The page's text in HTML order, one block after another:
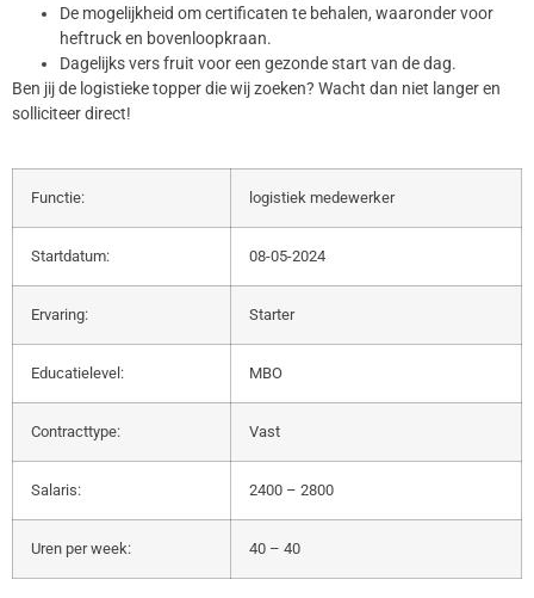
De mogelijkheid om certificaten te behalen, waaronder voor
heftruck en bovenloopkraan.
Dagelijks vers fruit voor een gezonde start van de dag.
Ben jij de logistieke topper die wij zoeken? Wacht dan niet langer en
solliciteer direct!
Functie: logistiek medewerker
Startdatum: 08-05-2024
Ervaring: Starter
Educatielevel: MBO
Contracttype: Vast
Salaris: 2400 – 2800
Uren per week: 40 – 40